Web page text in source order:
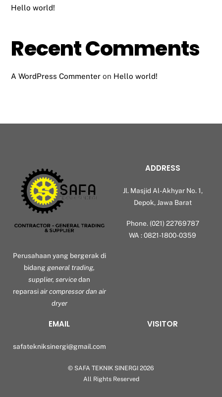
Hello world!
Recent Comments
A WordPress Commenter on Hello world!
Perusahaan yang bergerak di
bidang general trading,
supplier, servicedan
reparasiair compressor dan air
dryer
ADDRESS
Jl. Masjid Al-Akhyar No. 1,
Depok, Jawa Barat
Phone. (021) 22769787
WA : 0821-1800-0359
EMAIL
safatekniksinergi@gmail.com
VISITOR
© SAFA TEKNIK SINERGI 2026
All Rights Reserved